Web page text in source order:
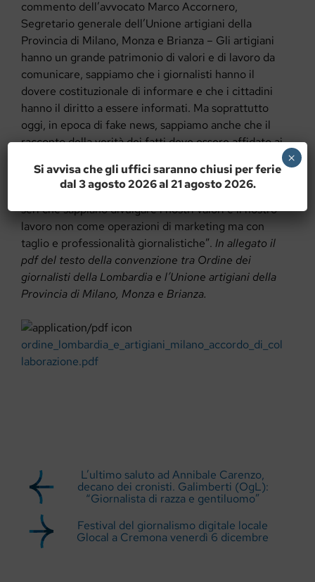
commento dell’avvocato Marco Accornero,
Segretario generale dell’Unione artigiani della
Provincia di Milano, Monza e Brianza – Gli artigiani
hanno un grande patrimonio di valori e di lavoro da
comunicare, sappiamo che i giornalisti hanno il
dovere costituzionale di informare e che i cittadini
hanno il diritto a essere informati. Ma soprattutto
oggi, in epoca di fake news, sappiamo anche che il
racconto della verità dei fatti deve essere affidato ai
giornalisti che per “mestiere” fanno questo lavoro. Il
mondo artigiano si sta aprendo ai nuovi media e al
digitale, abbiamo quindi bisogno di professionisti
seri che sappiano divulgare i nostri valori e il nostro
lavoro non come operazioni di marketing ma con
taglio e professionalità giornalistiche”. In allegato il
pdf del testo della convenzione tra Ordine dei
giornalisti della Lombardia e l’Unione artigiani della
Provincia di Milano, Monza e Brianza.
ordine_lombardia_e_artigiani_milano_accordo_di_col
laborazione.pdf
L’ultimo saluto ad Annibale Carenzo,
decano dei cronisti. Galimberti (OgL):
“Giornalista di razza e gentiluomo”
Festival del giornalismo digitale locale
Glocal a Cremona venerdì 6 dicembre
Si avvisa che gli uffici saranno chiusi per ferie
dal 3 agosto 2026 al 21 agosto 2026.
×